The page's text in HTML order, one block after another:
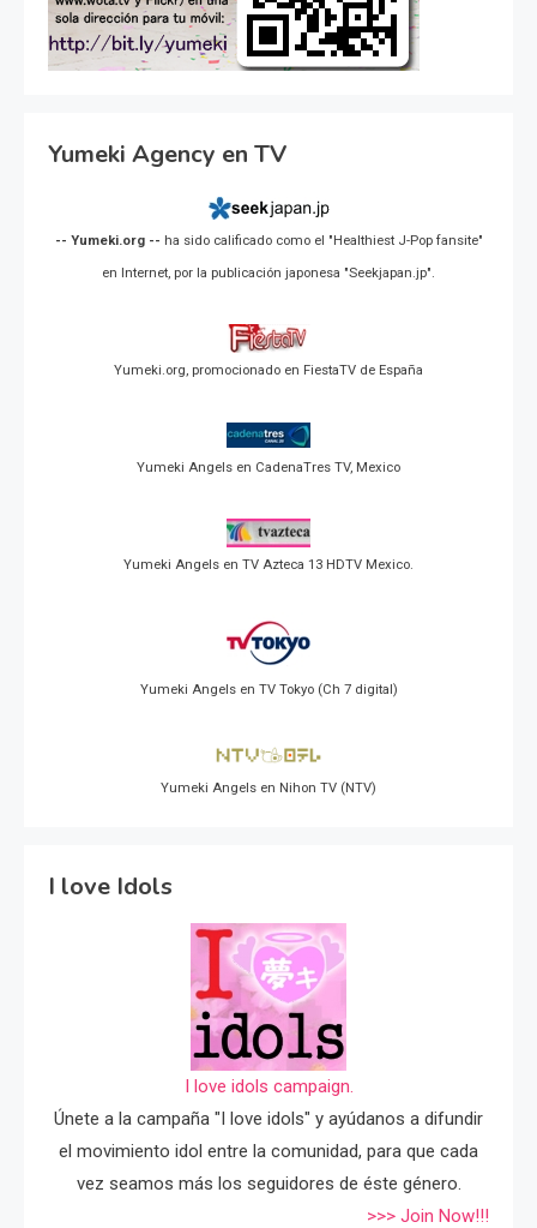
Yumeki Agency en TV
-- Yumeki.org -- ha sido calificado como el "Healthiest J-Pop fansite"
en Internet, por la publicación japonesa "Seekjapan.jp".
Yumeki.org, promocionado en FiestaTV de España
Yumeki Angels en CadenaTres TV, Mexico
Yumeki Angels en TV Azteca 13 HDTV Mexico.
Yumeki Angels en TV Tokyo (Ch 7 digital)
Yumeki Angels en Nihon TV (NTV)
I love Idols
I love idols campaign.
Únete a la campaña "I love idols" y ayúdanos a difundir
el movimiento idol entre la comunidad, para que cada
vez seamos más los seguidores de éste género.
>>> Join Now!!!